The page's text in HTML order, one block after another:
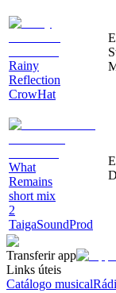
Rainy
Reflection
CrowHat
What
Remains
short mix
2
TaigaSoundProd
Transferir app
Links úteis
Catálogo musical